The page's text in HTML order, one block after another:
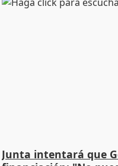
Junta intentará que